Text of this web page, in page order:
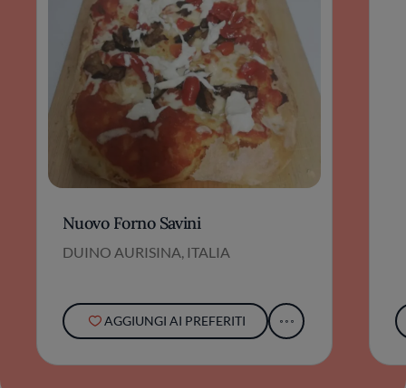
Nuovo Forno Savini
DUINO AURISINA, ITALIA
AGGIUNGI AI PREFERITI